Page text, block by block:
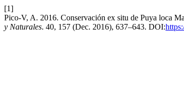
[1]
Pico-V, A. 2016. Conservación ex situ de Puya loca
y Naturales. 40, 157 (Dec. 2016), 637–643. DOI: